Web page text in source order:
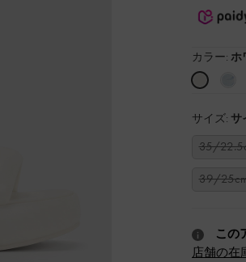
カラー: ホ
サイズ: サ
35/
39/
この
店舗の在